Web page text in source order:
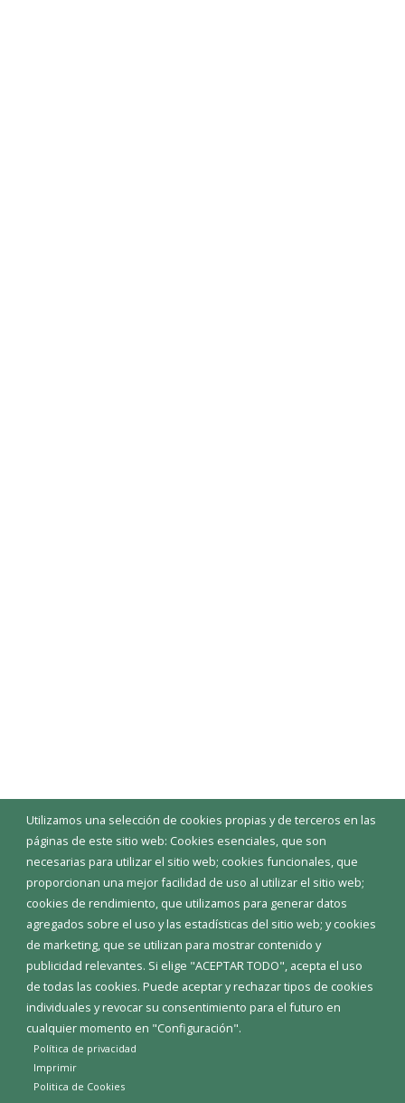
Utilizamos una selección de cookies propias y de terceros en las
páginas de este sitio web: Cookies esenciales, que son
necesarias para utilizar el sitio web; cookies funcionales, que
proporcionan una mejor facilidad de uso al utilizar el sitio web;
cookies de rendimiento, que utilizamos para generar datos
agregados sobre el uso y las estadísticas del sitio web; y cookies
de marketing, que se utilizan para mostrar contenido y
publicidad relevantes. Si elige "ACEPTAR TODO", acepta el uso
de todas las cookies. Puede aceptar y rechazar tipos de cookies
individuales y revocar su consentimiento para el futuro en
cualquier momento en "Configuración".
Política de privacidad
Imprimir
Politica de Cookies